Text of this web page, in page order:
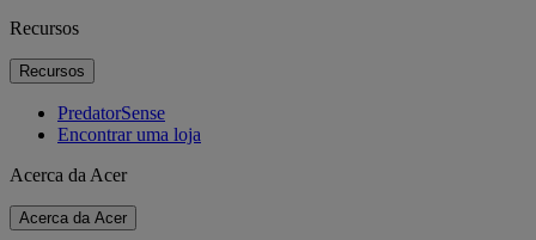
Recursos
Recursos
PredatorSense
Encontrar uma loja
Acerca da Acer
Acerca da Acer